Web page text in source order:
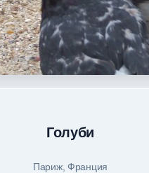
Голуби
Париж, Франция